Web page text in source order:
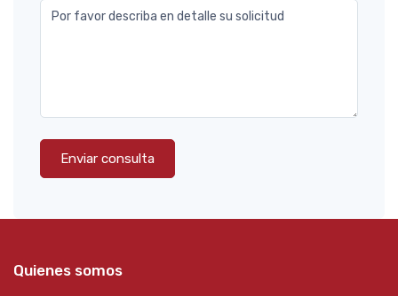
Por favor describa en detalle su solicitud
Enviar consulta
Quienes somos